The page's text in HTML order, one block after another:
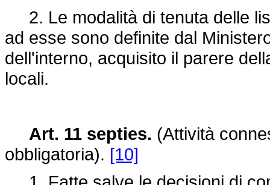
2. Le modalità di tenuta delle
ad esse sono definite dal
dell'interno, acquisito il parere
locali.
Art. 11 septies. (Attività
obbligatoria). [10]